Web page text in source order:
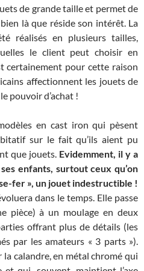
de grande taille et permet de
là que réside son intérêt. La
réalisés en plusieurs tailles,
le client peut choisir en
certainement pour cette raison
affectionnent les jouets de
pouvoir d’achat !
en cast iron qui pèsent
sur le fait qu’ils aient pu
que jouets. Evidemment, il y a
enfants, surtout ceux qu’on
fer », un jouet indestructible !
dans le temps. Elle passe
pièce) à un moulage en deux
offrant plus de détails (les
par les amateurs « 3 parts »).
calandre, en métal chromé qui